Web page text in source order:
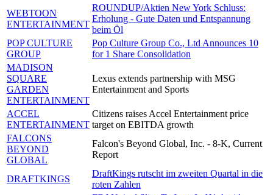
WEBTOON
ENTERTAINMENT
ROUNDUP/Aktien New York Schluss:
Erholung - Gute Daten und Entspannung
beim Öl
POP CULTURE
GROUP
Pop Culture Group Co., Ltd Announces 10
for 1 Share Consolidation
MADISON
SQUARE
GARDEN
ENTERTAINMENT
Lexus extends partnership with MSG
Entertainment and Sports
ACCEL
ENTERTAINMENT
Citizens raises Accel Entertainment price
target on EBITDA growth
FALCONS
BEYOND
GLOBAL
Falcon's Beyond Global, Inc. - 8-K, Current
Report
DRAFTKINGS
DraftKings rutscht im zweiten Quartal in die
roten Zahlen